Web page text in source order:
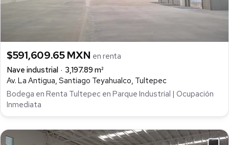
$591,609.65 MXN en renta
Nave industrial
3,197.89 m²
Av. La Antigua, Santiago Teyahualco, Tultepec
Bodega en Renta Tultepec en Parque Industrial | Ocupación
Inmediata